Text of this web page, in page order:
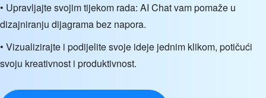
• Upravljajte svojim tijekom rada: AI Chat vam pomaže u
dizajniranju dijagrama bez napora.
• Vizualizirajte i podijelite svoje ideje jednim klikom, potičući
svoju kreativnost i produktivnost.